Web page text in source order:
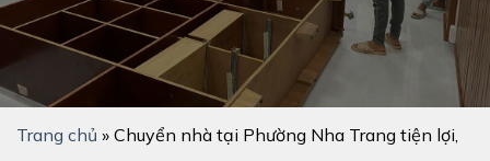
Trang chủ » Chuyển nhà tại Phường Nha Trang tiện lợi,